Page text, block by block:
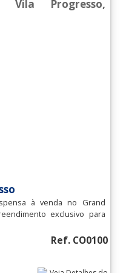
Progresso,
à venda no Grand
exclusivo para
Ref. CO0100